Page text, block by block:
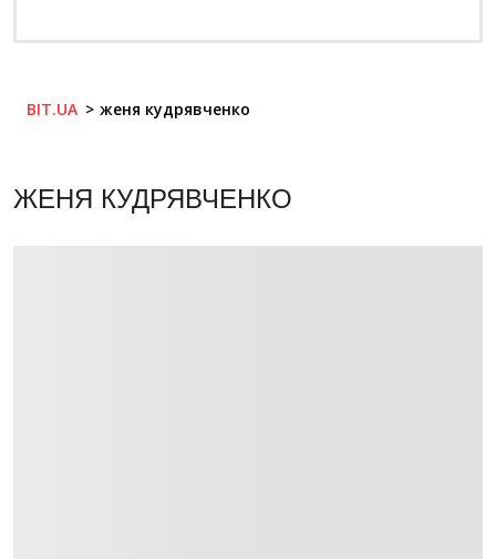
BIT.UA женя кудрявченко
ЖЕНЯ КУДРЯВЧЕНКО